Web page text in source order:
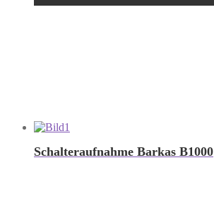
Schalteraufnahme Barkas B1000